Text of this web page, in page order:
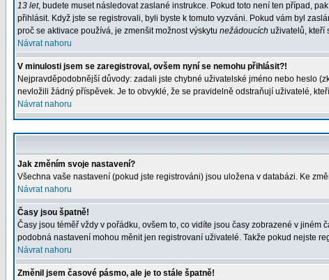
13 let, budete muset následovat zaslané instrukce. Pokud toto není ten případ,
přihlásit. Když jste se registrovali, byli byste k tomuto vyzváni. Pokud vám byl
proč se aktivace používá, je zmenšit možnost výskytu nežádoucích uživatelů, kteří
Návrat nahoru
V minulosti jsem se zaregistroval, ovšem nyní se nemohu přihlásit?!
Nejpravděpodobnější důvody: zadali jste chybné uživatelské jméno nebo heslo
nevložili žádný příspěvek. Je to obvyklé, že se pravidelně odstraňují uživatelé,
Návrat nahoru
Jak změním svoje nastavení?
Všechna vaše nastavení (pokud jste registrováni) jsou uložena v databázi. Ke
Návrat nahoru
Časy jsou špatně!
Časy jsou téměř vždy v pořádku, ovšem to, co vidíte jsou časy zobrazené v
podobná nastavení mohou měnit jen registrovaní uživatelé. Takže pokud nejste
Návrat nahoru
Změnil jsem časové pásmo, ale je to stále špatně!